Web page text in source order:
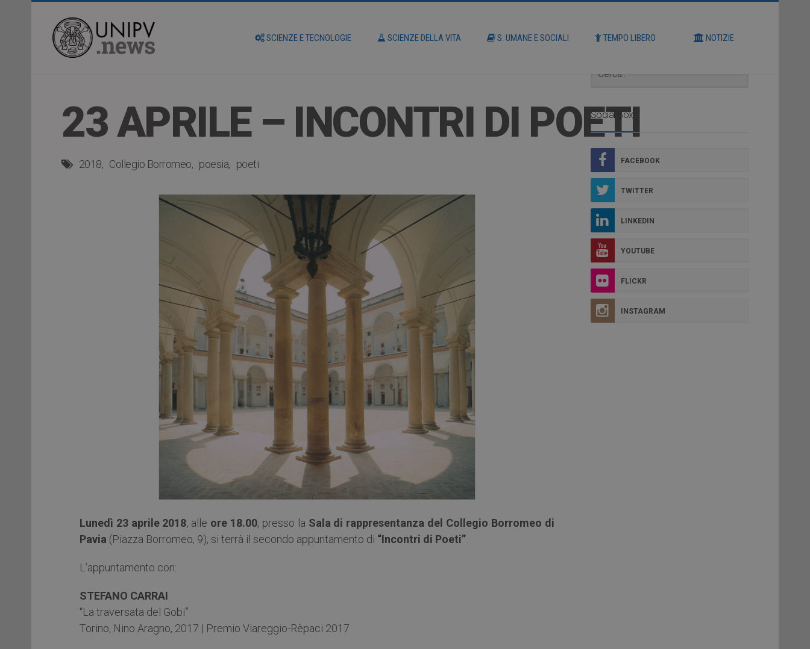
SCIENZE E TECNOLOGIE SCIENZE DELLA VITA S. UMANE E SOCIALI TEMPO LIBERO NOTIZIE
23 APRILE – INCONTRI DI POETI
2018 Collegio Borromeo poesia poeti
Lunedì 23 aprile 2018, alle ore 18.00, presso la Sala di rappresentanza del Collegio Borromeo di
Pavia (Piazza Borromeo, 9), si terrà il secondo appuntamento di “Incontri di Poeti”
L’appuntamento con:
STEFANO CARRAI
“La traversata del Gobi”
Torino, Nino Aragno, 2017 | Premio Viareggio-Rèpaci 2017
Social Box
FACEBOOK
TWITTER
LINKEDIN
YOUTUBE
FLICKR
INSTAGRAM